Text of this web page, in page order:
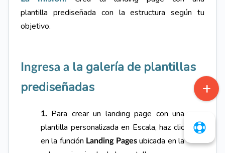
plantilla prediseñada con la estructura según tu
objetivo.
Ingresa a la galería de plantillas
prediseñadas
1.
Para crear un landing page con una
plantilla personalizada en Escala, haz clic
en la función Landing Pagesubicada en la